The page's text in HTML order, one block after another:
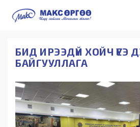
БИД ИРЭЭДҮЙ ХОЙЧ ҮЕЭ
БАЙГУУЛЛАГА